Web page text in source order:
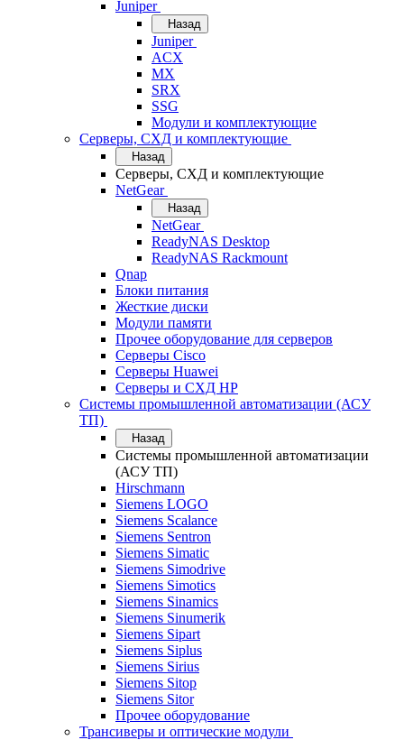
Juniper
Назад
Juniper
ACX
MX
SRX
SSG
Модули и комплектующие
Серверы, СХД и комплектующие
Назад
Серверы, СХД и комплектующие
NetGear
Назад
NetGear
ReadyNAS Desktop
ReadyNAS Rackmount
Qnap
Блоки питания
Жесткие диски
Модули памяти
Прочее оборудование для серверов
Серверы Cisco
Серверы Huawei
Серверы и СХД HP
Системы промышленной автоматизации (АСУ
ТП)
Назад
Системы промышленной автоматизации
(АСУ ТП)
Hirschmann
Siemens LOGO
Siemens Scalance
Siemens Sentron
Siemens Simatic
Siemens Simodrive
Siemens Simotics
Siemens Sinamics
Siemens Sinumerik
Siemens Sipart
Siemens Siplus
Siemens Sirius
Siemens Sitop
Siemens Sitor
Прочее оборудование
Трансиверы и оптические модули